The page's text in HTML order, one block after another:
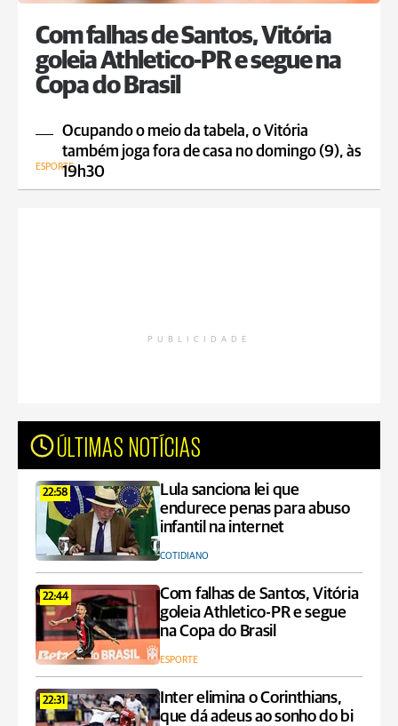
Com falhas de Santos, Vitória
goleia Athletico-PR e segue na
Copa do Brasil
Ocupando o meio da tabela, o Vitória
também joga fora de casa no domingo (9), às
19h30
ESPORTE
PUBLICIDADE
ÚLTIMAS NOTÍCIAS
22:58
Lula sanciona lei que
endurece penas para abuso
infantil na internet
COTIDIANO
22:44
Com falhas de Santos, Vitória
goleia Athletico-PR e segue
na Copa do Brasil
ESPORTE
22:31
Inter elimina o Corinthians,
que dá adeus ao sonho do bi